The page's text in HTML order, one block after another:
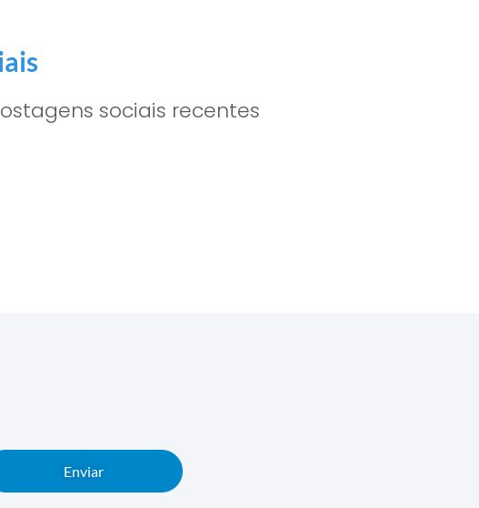
sociais recentes
Enviar